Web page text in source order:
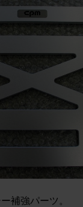
補強パーツ。